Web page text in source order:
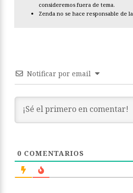
consideremos fuera de tema.
Zenda no se hace responsable de
Notificar por email
0 COMENTARIOS